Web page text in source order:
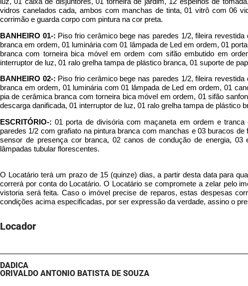
vidros canelados cada, ambos com manchas de tinta, 01 vitrô com 06
corrimão e guarda corpo com pintura na cor preta.
BANHEIRO 01-: Piso frio cerâmico bege nas paredes 1/2, fileira
branca em ordem, 01 luminária com 01 lâmpada de Led em ordem, 01
branca com torneira bica móvel em ordem com sifão embutido em
interruptor de luz, 01 ralo grelha tampa de plástico branca, 01 suporte de
BANHEIRO 02-: Piso frio cerâmico bege nas paredes 1/2, fileira
branca em ordem, 01 luminária com 01 lâmpada de Led em ordem, 01
pia de cerâmica branca com torneira bica móvel em ordem, 01 sifão
descarga danificada, 01 interruptor de luz, 01 ralo grelha tampa de plástico
ESCRITÓRIO-: 01 porta de divisória com maçaneta em ordem e
paredes 1/2 com grafiato na pintura branca com manchas e 03 buracos
sensor de presença cor branca, 02 canos de condução de energia,
lâmpadas tubular florescentes.
O Locatário terá um prazo de 15 (quinze) dias, a partir desta data para
correrá por conta do Locatário. O Locatário se compromete a zelar pelo
vistoria será feita. Caso o imóvel precise de reparos, estas despesas
condições acima especificadas, por ser expressão da verdade, assino o
Locador
DADICA
ORIVALDO ANTONIO BATISTA DE SOUZA